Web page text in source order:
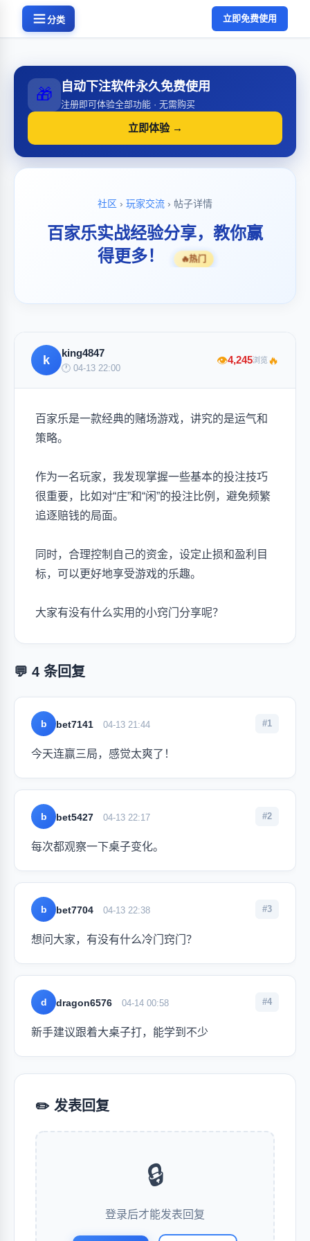
分类 立即免费使用
🎁 自动下注软件永久免费使用
注册即可体验全部功能 · 无需购买
立即体验 →
社区 › 玩家交流 › 帖子详情
百家乐实战经验分享，教你赢
得更多！
🔥热门
k
king4847
🕐 04-13 22:00
👁4,245浏览🔥
百家乐是一款经典的赌场游戏，讲究的是运气和
策略。
作为一名玩家，我发现掌握一些基本的投注技巧
很重要，比如对“庄”和“闲”的投注比例，避免频繁
追逐赔钱的局面。
同时，合理控制自己的资金，设定止损和盈利目
标，可以更好地享受游戏的乐趣。
大家有没有什么实用的小窍门分享呢？
💬 4 条回复
b bet7141 04-13 21:44 #1
今天连赢三局，感觉太爽了！
b bet5427 04-13 22:17 #2
每次都观察一下桌子变化。
b bet7704 04-13 22:38 #3
想问大家，有没有什么冷门窍门？
d dragon6576 04-14 00:58 #4
新手建议跟着大桌子打，能学到不少
✏️ 发表回复
🔒
登录后才能发表回复